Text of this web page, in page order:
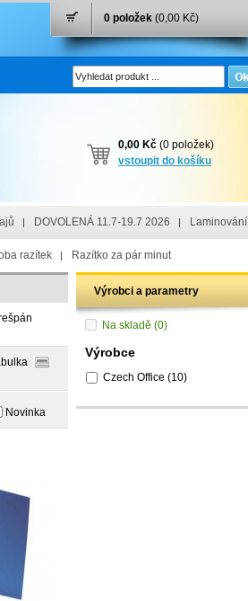
0 položek (0,00 Kč)
0,00 Kč (0 položek)
vstoupit do košíku
DOVOLENÁ 11.7-19.7 2026 Laminování
razítek Razítko za pár minut
Novinka
Výrobci a parametry
Na skladě (0)
Výrobce
Czech Office (10)